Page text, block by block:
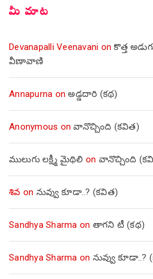
మీ మాట
Devanapalli Veenavani onకొత్త
వీణావాణి
Annapurna onఅడ్డదారి (కథ)
Anonymous onవానొచ్చింది (కవిత)
ములుగు లక్ష్మీ మైథిలి on వానొచ్చింది
శివ on నువ్వు కూడా..? (కవిత)
Sandhya Sharma on తాగని టీ (కథ)
Sandhya Sharma on నువ్వు కూడా..?